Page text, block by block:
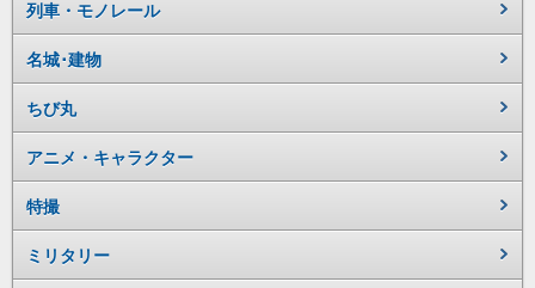
列車・モノレール
名城･建物
ちび丸
アニメ・キャラクター
特撮
ミリタリー